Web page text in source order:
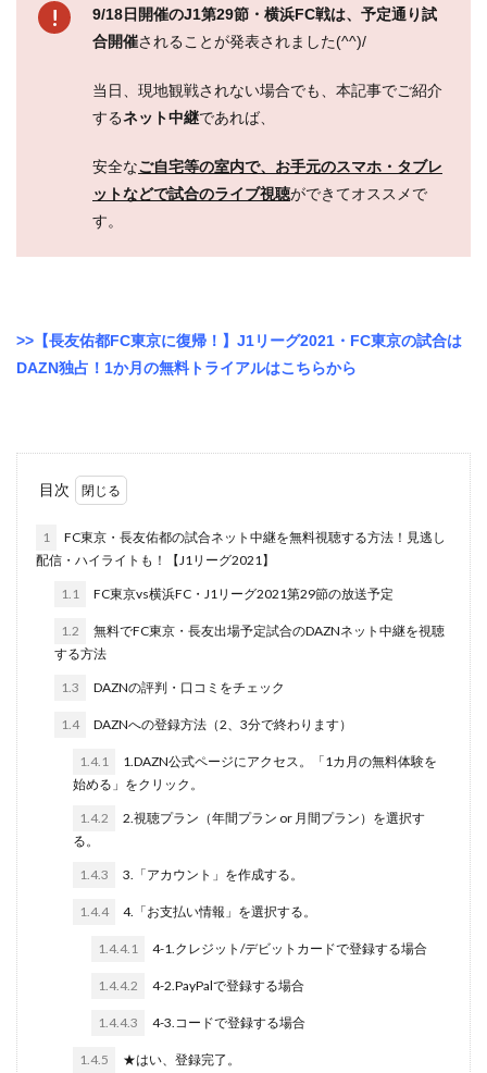
9/18日開催のJ1第29節・横浜FC戦は、予定通り試
合開催されることが発表されました(^^)/
当日、現地観戦されない場合でも、本記事でご紹介
するネット中継であれば、
安全なご自宅等の室内で、お手元のスマホ・タブレ
ットなどで試合のライブ視聴ができてオススメで
す。
>>【長友佑都FC東京に復帰！】J1リーグ2021・FC東京の試合は
DAZN独占！1か月の無料トライアルはこちらから
目次
1
FC東京・長友佑都の試合ネット中継を無料視聴する方法！見逃し
配信・ハイライトも！【J1リーグ2021】
1.1 FC東京vs横浜FC・J1リーグ2021第29節の放送予定
1.2
無料でFC東京・長友出場予定試合のDAZNネット中継を視聴
する方法
1.3 DAZNの評判・口コミをチェック
1.4 DAZNへの登録方法（2、3分で終わります）
1.4.1
1.DAZN公式ページにアクセス。「1カ月の無料体験を
始める」をクリック。
1.4.2
2.視聴プラン（年間プラン or 月間プラン）を選択す
る。
1.4.3 3.「アカウント」を作成する。
1.4.4 4.「お支払い情報」を選択する。
1.4.4.1 4-1.クレジット/デビットカードで登録する場合
1.4.4.2 4-2.PayPalで登録する場合
1.4.4.3 4-3.コードで登録する場合
1.4.5 ★はい、登録完了。